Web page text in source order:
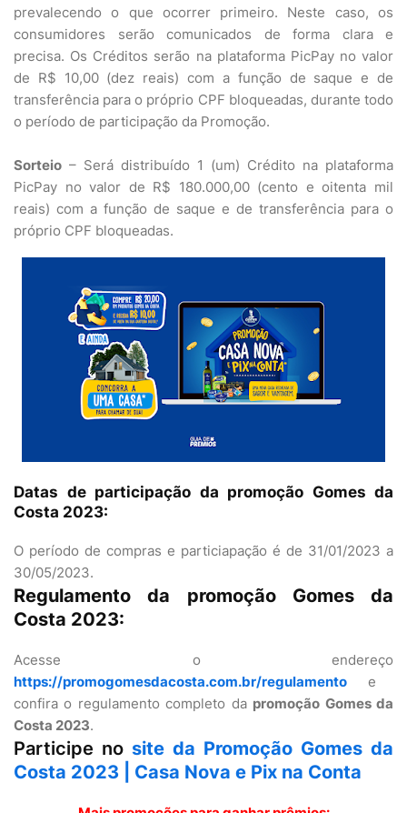
prevalecendo o que ocorrer primeiro. Neste caso, os
consumidores serão comunicados de forma clara e
precisa. Os Créditos serão na plataforma PicPay no valor
de R$ 10,00 (dez reais) com a função de saque e de
transferência para o próprio CPF bloqueadas, durante todo
o período de participação da Promoção.
Sorteio – Será distribuído 1 (um) Crédito na plataforma
PicPay no valor de R$ 180.000,00 (cento e oitenta mil
reais) com a função de saque e de transferência para o
próprio CPF bloqueadas.
Datas de participação da promoção Gomes da
Costa 2023:
O período de compras e particiapação é de 31/01/2023 a
30/05/2023.
Regulamento da promoção Gomes da
Costa 2023:
Acesse o endereço
https://promogomesdacosta.com.br/regulamento e
confira o regulamento completo da promoção Gomes da
Costa 2023.
Participe no site da Promoção Gomes da
Costa 2023 | Casa Nova e Pix na Conta